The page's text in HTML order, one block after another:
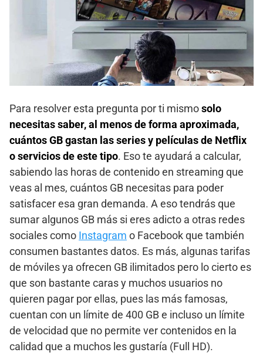
Para resolver esta pregunta por ti mismosolo
necesitas saber, al menos de forma aproximada,
cuántos GB gastan las series y películas de Netflix
o servicios de este tipo. Eso te ayudará a calcular,
sabiendo las horas de contenido en streaming que
veas al mes, cuántos GB necesitas para poder
satisfacer esa gran demanda. A eso tendrás que
sumar algunos GB más si eres adicto a otras redes
sociales como Instagram o Facebook que también
consumen bastantes datos. Es más, algunas tarifas
de móviles ya ofrecen GB ilimitados pero lo cierto es
que son bastante caras y muchos usuarios no
quieren pagar por ellas, pues las más famosas,
cuentan con un límite de 400 GB e incluso un límite
de velocidad que no permite ver contenidos en la
calidad que a muchos les gustaría (Full HD).